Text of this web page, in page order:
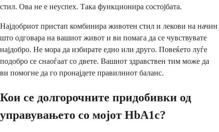
стил. Ова не е неуспех. Така функционира состојбата.
Најдобриот пристап комбинира животен стил и лекови на начин
што одговара на вашиот живот и ви помага да се чувствувате
најдобро. Не мора да избирате едно или друго. Повеќето луѓе
подобро се снаоѓаат со двете. Вашиот здравствен тим може да
ви помогне да го пронајдете правилниот баланс.
Кои се долгорочните придобивки од
управувањето со мојот HbA1c?